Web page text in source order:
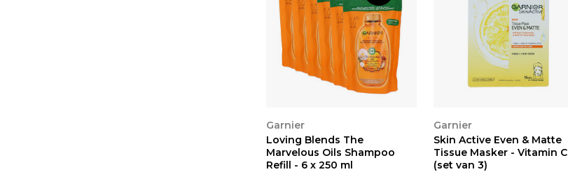
BEKIJKEN
Garnier
Loving Blends The
Marvelous Oils Shampoo
Refill - 6 x 250 ml
BEKIJKEN
Garnier
Skin Active Even & Matte
Tissue Masker - Vitamin C
(set van 3)